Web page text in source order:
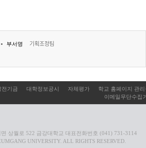
부서명 기획조정팀
전기금 대학정보공시 자체평가
학교 홈페이지 관
이메일무단수집
상월로 522 금강대학교 대표전화번호 (041) 731-3114
UNIVERSITY. ALL RIGHTS RESERVED.